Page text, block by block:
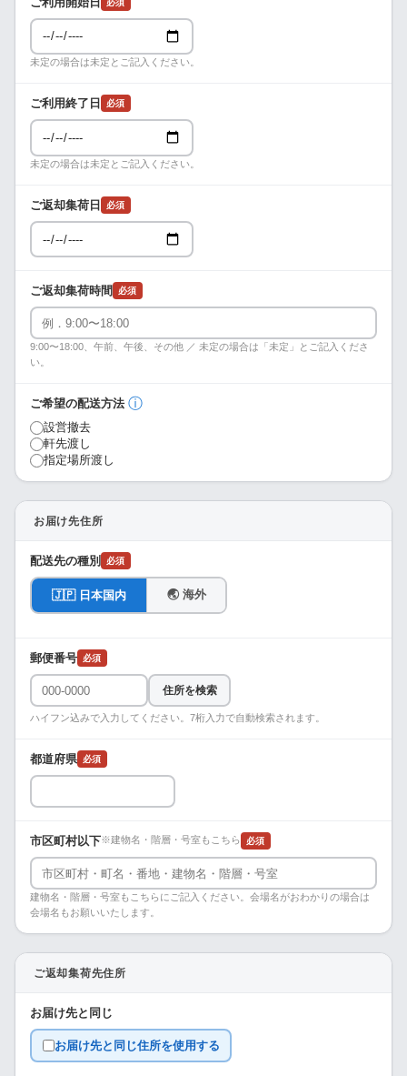
未定の場合は未定とご記入ください。
ご利用終了日 必須
未定の場合は未定とご記入ください。
ご返却集荷日 必須
ご返却集荷時間 必須
9:00〜18:00、午前、午後、その他 ／ 未定の場合は「未定」とご記入くださ
い。
ご希望の配送方法 ⓘ
設営撤去
軒先渡し
指定場所渡し
お届け先住所
配送先の種別 必須
🇯🇵 日本国内 🌏 海外
郵便番号 必須
住所を検索
ハイフン込みで入力してください。7桁入力で自動検索されます。
都道府県 必須
市区町村以下※建物名・階層・号室もこちら 必須
建物名・階層・号室もこちらにご記入ください。会場名がおわかりの場合は
会場名もお願いいたします。
ご返却集荷先住所
お届け先と同じ
お届け先と同じ住所を使用する